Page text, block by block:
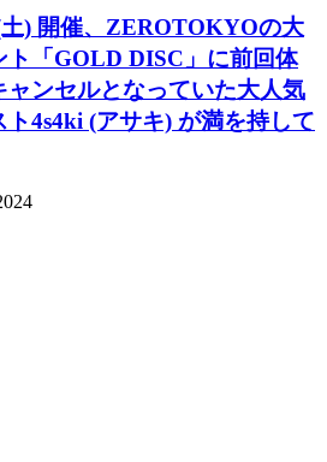
土) 開催、ZEROTOKYOの大
ト「GOLD DISC」に前回体
ャンセルとなっていた大人気
ト4s4ki (アサキ) が満を持して